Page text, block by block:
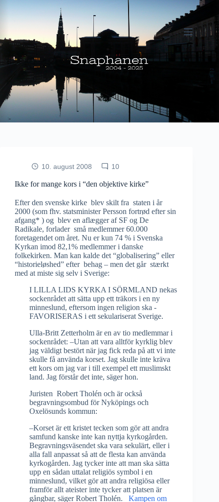
10. august 2008 10
Ikke for mange kors i “den objektive kirke”
Efter den svenske kirke blev skilt fra staten i år
2000 (som fhv. statsminister Persson fortrød efter sin
afgang* ) og blev en aflægger af SF og De
Radikale, forlader små medlemmer 60.000
foretagendet om året. Nu er kun 74 % i Svenska
Kyrkan imod 82,1% medlemmer i danske
folkekirken. Man kan kalde det “globalisering” eller
“historieløshed” efter behag – men det går stærkt
med at miste sig selv i Sverige:
I LILLA LIDS KYRKA I SÖRMLAND nekas
sockenrådet att sätta upp ett träkors i en ny
minneslund, eftersom ingen religion ska ­
FAVORISERAS i ett sekulariserat Sverige.
Ulla-Britt Zetterholm är en av tio medlemmar i
sockenrådet: –Utan att vara alltför kyrklig blev
jag väldigt bestört när jag fick reda på att vi inte
skulle få använda korset. Jag skulle inte kräva
ett kors om jag var i till exempel ett muslimskt
land. Jag förstår det inte, säger hon.
Juristen Robert Tholén och är också
begravningsombud för Nyköpings och
Oxelösunds kommun:
–Korset är ett kristet tecken som gör att andra
samfund kanske inte kan nyttja kyrkogården.
Begravnings­väsendet ska vara sekulärt, eller i
alla fall anpassat så att de flesta kan använda
kyrkogården. Jag tycker inte att man ska sätta
upp en sådan uttalat religiös symbol i en
minneslund, vilket gör att andra religiösa eller
framför allt ateister inte tycker att platsen är
gångbar, säger Robert Tholén. Kampen om